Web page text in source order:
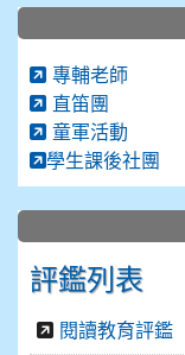
專輔老師
直笛團
童軍活動
學生課後社團
評鑑列表
閱讀教育評鑑